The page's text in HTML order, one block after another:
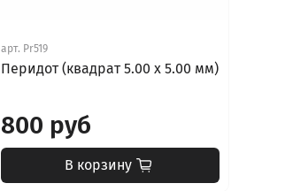
арт. Pr519
Перидот (квадрат 5.00 х 5.00 мм)
800 руб
В корзину